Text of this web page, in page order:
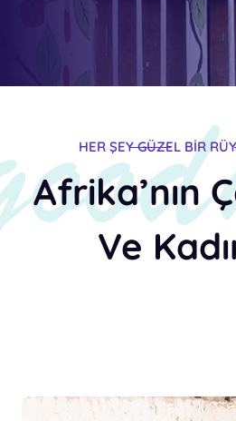
HER ŞEY GÜZEL BİR
Afrika’nın
Ve